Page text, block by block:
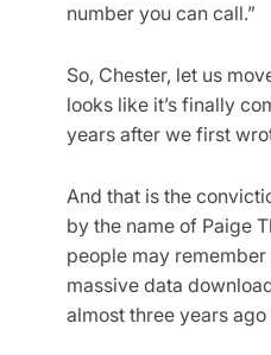
number you can call.”
So, Chester, let us
looks like it’s finally
years after we first
And that is the
by the name of Paige
people may
massive data
almost three years ago